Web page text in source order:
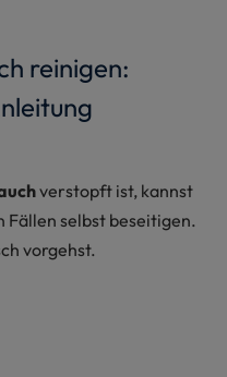
reinigen:
verstopft ist, kannst
Fällen selbst beseitigen.
vorgehst.